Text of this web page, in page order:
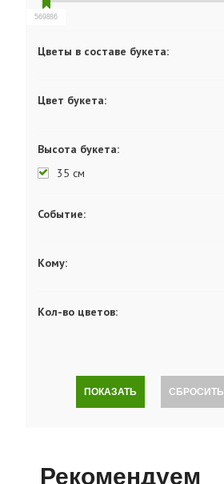
5686
5698
Цветы в составе букета:
Цвет букета:
Высота букета:
35 см
Событие:
Кому:
Кол-во цветов:
ПОКАЗАТЬ СБРОСИТЬ
Рекомендуем